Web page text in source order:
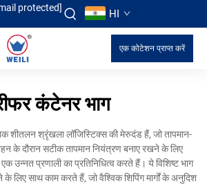
protected] HI
एक कोटेशन प्राप्त करें
कंटेनर भाग
शीतलन श्रृंखला लॉजिस्टिक्स की मेरुदंड हैं, जो तापमान-
के दौरान सटीक तापमान नियंत्रण बनाए रखने के लिए
उन्नत प्रणाली का प्रतिनिधित्व करते हैं। ये विशिष्ट भाग
लिए साथ काम करते हैं, जो वैश्विक शिपिंग मार्गों के अनुदिश